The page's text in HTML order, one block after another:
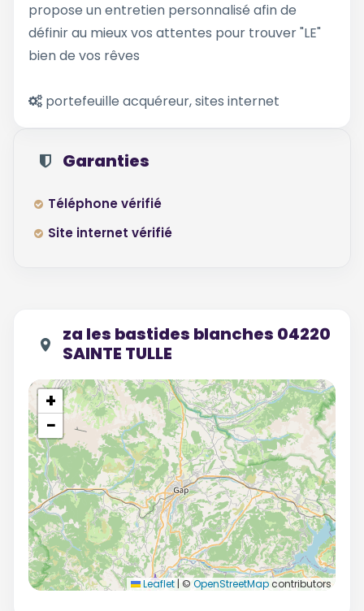
propose un entretien personnalisé afin de
définir au mieux vos attentes pour trouver "LE"
bien de vos rêves
portefeuille acquéreur, sites internet
Garanties
Téléphone vérifié
Site internet vérifié
za les bastides blanches 04220
SAINTE TULLE
+
−
Leaflet | © OpenStreetMapcontributors